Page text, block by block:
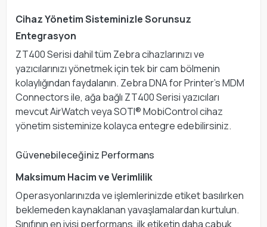
Cihaz Yönetim Sisteminizle Sorunsuz
Entegrasyon
ZT400 Serisi dahil tüm Zebra cihazlarınızı ve
yazıcılarınızı yönetmek için tek bir cam bölmenin
kolaylığından faydalanın. Zebra DNA for Printer’s MDM
Connectors ile, ağa bağlı ZT400 Serisi yazıcıları
mevcut AirWatch veya SOTI® MobiControl cihaz
yönetim sisteminize kolayca entegre edebilirsiniz.
Güvenebileceğiniz Performans
Maksimum Hacim ve Verimlilik
Operasyonlarınızda ve işlemlerinizde etiket basılırken
beklemeden kaynaklanan yavaşlamalardan kurtulun.
Sınıfının en iyisi performans, ilk etiketin daha çabuk